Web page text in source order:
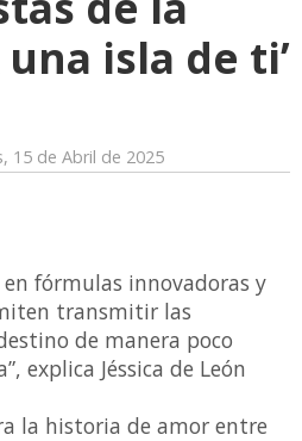
isla de ti’
15 de Abril de 2025
fórmulas innovadoras y
transmitir las
de manera poco
explica Jéssica de León
la historia de amor entre